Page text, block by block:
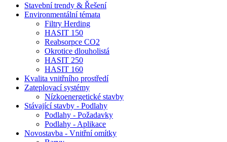
Stavební trendy & Řešení
Environmentální témata
Filtry Herding
HASIT 150
Reabsorpce CO2
Okrotice dlouholistá
HASIT 250
HASIT 160
Kvalita vnitřního prostředí
Zateplovací systémy
Nízkoenergetické stavby
Stávající stavby - Podlahy
Podlahy - Požadavky
Podlahy - Aplikace
Novostavba - Vnitřní omítky